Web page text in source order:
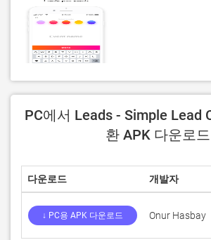
PC에서 Leads - Simple Lead
환 APK 다운로드
다운로드 개발자
↓ PC용 APK 다운로드 Onur Hasbay